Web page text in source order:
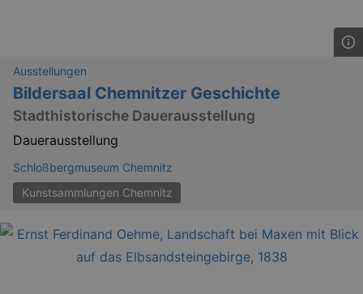
Ausstellungen
Bildersaal Chemnitzer Geschichte
Stadthistorische Dauerausstellung
Dauerausstellung
Schloßbergmuseum Chemnitz
Kunstsammlungen Chemnitz